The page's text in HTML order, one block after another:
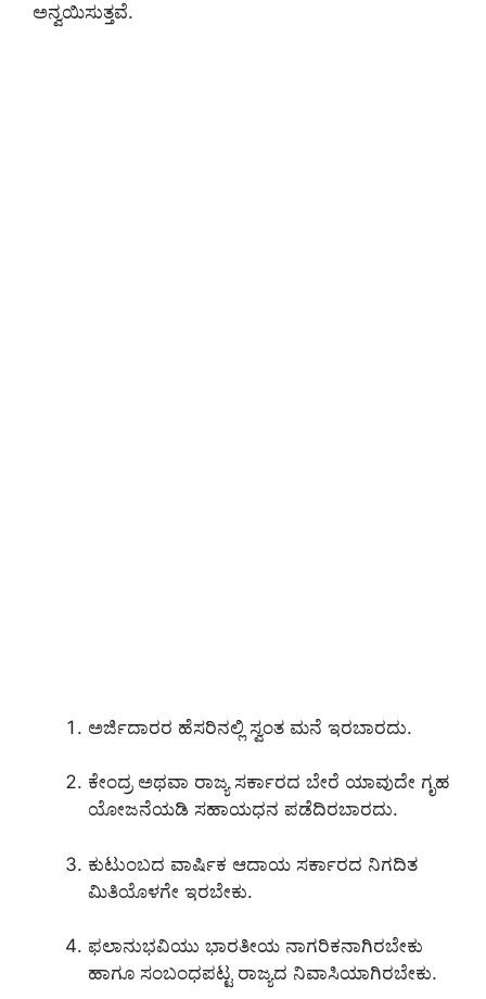
ಅನ್ವಯಿಸುತ್ತವೆ.
ಅರ್ಜಿದಾರರ ಹೆಸರಿನಲ್ಲಿ ಸ್ವಂತ ಮನೆ ಇರಬಾರದು.
ಕೇಂದ್ರ ಅಥವಾ ರಾಜ್ಯ ಸರ್ಕಾರದ ಬೇರೆ ಯಾವುದೇ ಗೃಹ
ಯೋಜನೆಯಡಿ ಸಹಾಯಧನ ಪಡೆದಿರಬಾರದು.
ಕುಟುಂಬದ ವಾರ್ಷಿಕ ಆದಾಯ ಸರ್ಕಾರದ ನಿಗದಿತ
ಮಿತಿಯೊಳಗೇ ಇರಬೇಕು.
ಫಲಾನುಭವಿಯು ಭಾರತೀಯ ನಾಗರಿಕನಾಗಿರಬೇಕು
ಹಾಗೂ ಸಂಬಂಧಪಟ್ಟ ರಾಜ್ಯದ ನಿವಾಸಿಯಾಗಿರಬೇಕು.